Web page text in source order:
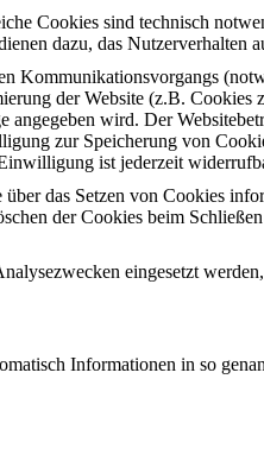
Cookies sind technisch
dazu, das Nutzerverhalten
Kommunikationsvorgangs
der Website (z.B.
angegeben wird. Der
zur Speicherung von
ist jederzeit
über das Setzen von Cookies
der Cookies beim
eingesetzt
Informationen in so